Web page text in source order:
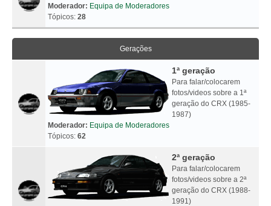
Moderador: Equipa de Moderadores
Tópicos: 28
Gerações
1ª geração
Para falar/colocarem
fotos/videos sobre a 1ª
geração do CRX (1985-
1987)
Moderador: Equipa de Moderadores
Tópicos: 62
2ª geração
Para falar/colocarem
fotos/videos sobre a 2ª
geração do CRX (1988-
1991)